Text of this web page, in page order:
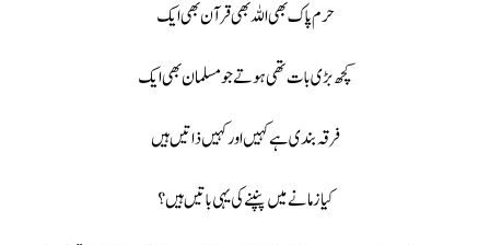
حرم پاك بھى اللہ بھى قرآن بھى ايك
کچھ بڑی بات تھی ہوتے جو مسلمان بھی ایک
فرقہ بندی ہے کہیں اور کہیں ذاتیں ہیں
کیا زمانے میں پنپنے کی یہی باتیں ہیں؟